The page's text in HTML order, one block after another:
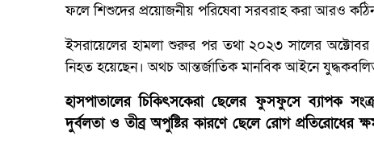
ফলে শিশুদের প্রয়োজনীয় পরিষেবা সরবরাহ করা আরও
ইসরায়েলের হামলা শুরুর পর তথা ২০২৩ সালের অক্টোবর
নিহত হয়েছেন। অথচ আন্তর্জাতিক মানবিক আইনে
হাসপাতালের চিকিৎসকেরা ছেলের ফুসফুসে ব্যাপক
দুর্বলতা ও তীব্র অপুষ্টির কারণে ছেলে রোগ প্রতিরোধের